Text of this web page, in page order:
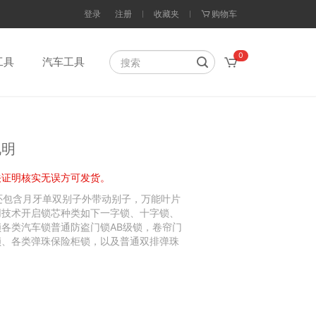
登录 注册 收藏夹 购物车
0
具 汽车工具
明核实无误方可发货。
含月牙单双别子外带动别子，万能叶片
术开启锁芯种类如下一字锁、十字锁、
类汽车锁普通防盗门锁AB级锁，卷帘门
各类弹珠保险柜锁，以及普通双排弹珠